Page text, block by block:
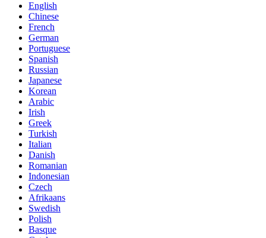
English
Chinese
French
German
Portuguese
Spanish
Russian
Japanese
Korean
Arabic
Irish
Greek
Turkish
Italian
Danish
Romanian
Indonesian
Czech
Afrikaans
Swedish
Polish
Basque